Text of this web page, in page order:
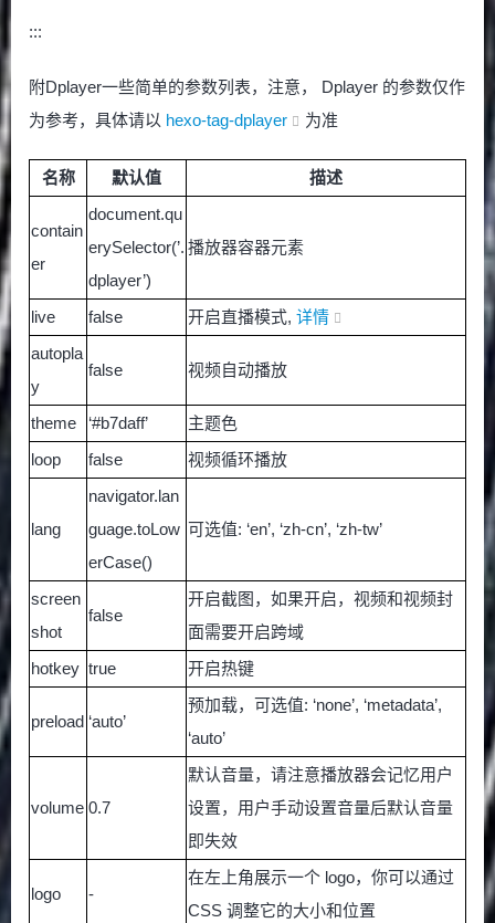
:::
附Dplayer一些简单的参数列表，注意， Dplayer 的参数仅作
为参考，具体请以 hexo-tag-dplayer 为准
名称 默认值 描述
contain
er
document.qu
erySelector(’.
dplayer’)
播放器容器元素
live false 开启直播模式, 详情
autopla
y
false 视频自动播放
theme ‘#b7daff’
主题色
loop
false 视频循环播放
lang
navigator.lan
guage.toLow
erCase()
可选值: ‘en’, ‘zh-cn’, ‘zh-tw’
screen
shot
false
开启截图，如果开启，视频和视频封
面需要开启跨域
hotkey true 开启热键
preload ‘auto’
预加载，可选值: ‘none’, ‘metadata’,
‘auto’
volume 0.7
默认音量，请注意播放器会记忆用户
设置，用户手动设置音量后默认音量
即失效
logo -
在左上角展示一个 logo，你可以通过
CSS 调整它的大小和位置